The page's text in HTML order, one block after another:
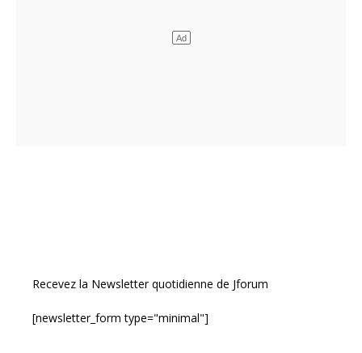
Recevez la Newsletter quotidienne de Jforum
[newsletter_form type="minimal"]